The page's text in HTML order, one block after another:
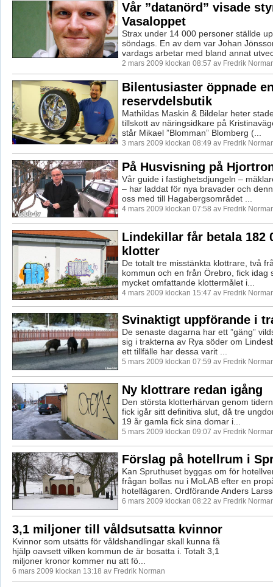
Vår ”datanörd” visade
Vasaloppet
Strax under 14 000 personer ställde
söndags. En av dem var Johan
vardags arbetar med bland annat
2 mars 2009 klockan 08:57 av Fredrik
Bilentusiaster öppnade
reservdelsbutik
Mathildas Maskin & Bildelar heter
tillskott av näringsidkare på
står Mikael ”Blomman” Blomberg (...
3 mars 2009 klockan 08:49 av Fredrik
På Husvisning på
Vår guide i fastighetsdjungeln –
– har laddat för nya bravader och
oss med till Hagabergsområdet ...
4 mars 2009 klockan 07:58 av Fredrik
Lindekillar får betala 182
klotter
De totalt tre misstänkta klottrare, två
kommun och en från Örebro, fick idag
mycket omfattande klottermålet i...
4 mars 2009 klockan 15:47 av Fredrik
Svinaktigt uppförande i
De senaste dagarna har ett ”gäng”
sig i trakterna av Rya söder om
ett tillfälle har dessa varit ...
5 mars 2009 klockan 07:59 av Fredrik
Ny klottrare redan igång
Den största klotterhärvan genom
fick igår sitt definitiva slut, då tre
19 år gamla fick sina domar i...
5 mars 2009 klockan 09:07 av Fredrik
Förslag på hotellrum i
Kan Spruthuset byggas om för
frågan bollas nu i MoLAB efter en
hotellägaren. Ordförande Anders
6 mars 2009 klockan 08:22 av Fredrik
3,1 miljoner till våldsutsatta kvinnor
Kvinnor som utsätts för våldshandlingar skall kunna få
hjälp oavsett vilken kommun de är bosatta i. Totalt 3,1
miljoner kronor kommer nu att fö...
6 mars 2009 klockan 13:18 av Fredrik Norman